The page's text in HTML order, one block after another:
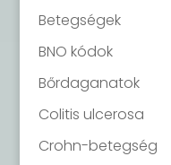
Betegségek
BNO kódok
Bőrdaganatok
Colitis ulcerosa
Crohn-betegség